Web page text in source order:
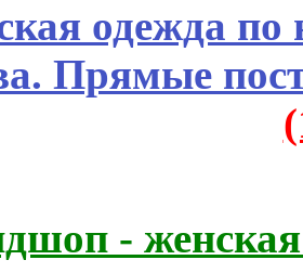
одежда
Прямые
-